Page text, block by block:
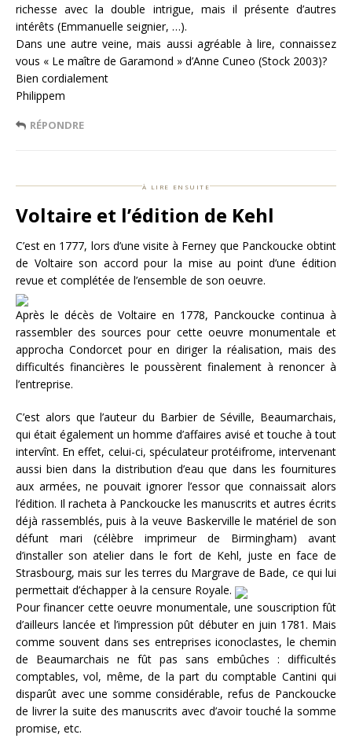
richesse avec la double intrigue, mais il présente d’autres
intérêts (Emmanuelle seignier, …).
Dans une autre veine, mais aussi agréable à lire, connaissez
vous « Le maître de Garamond » d’Anne Cuneo (Stock 2003)?
Bien cordialement
Philippem
RÉPONDRE
à lire ensuite
Voltaire et l’édition de Kehl
C’est en 1777, lors d’une visite à Ferney que Panckoucke obtint
de Voltaire son accord pour la mise au point d’une édition
revue et complétée de l’ensemble de son oeuvre.
Après le décès de Voltaire en 1778, Panckoucke continua à
rassembler des sources pour cette oeuvre monumentale et
approcha Condorcet pour en diriger la réalisation, mais des
difficultés financières le poussèrent finalement à renoncer à
l’entreprise.
C’est alors que l’auteur du Barbier de Séville, Beaumarchais,
qui était également un homme d’affaires avisé et touche à tout
intervînt. En effet, celui-ci, spéculateur protéifrome, intervenant
aussi bien dans la distribution d’eau que dans les fournitures
aux armées, ne pouvait ignorer l’essor que connaissait alors
l’édition. Il racheta à Panckoucke les manuscrits et autres écrits
déjà rassemblés, puis à la veuve Baskerville le matériel de son
défunt mari (célèbre imprimeur de Birmingham) avant
d’installer son atelier dans le fort de Kehl, juste en face de
Strasbourg, mais sur les terres du Margrave de Bade, ce qui lui
permettait d’échapper à la censure Royale.
Pour financer cette oeuvre monumentale, une souscription fût
d’ailleurs lancée et l’impression pût débuter en juin 1781. Mais
comme souvent dans ses entreprises iconoclastes, le chemin
de Beaumarchais ne fût pas sans embûches : difficultés
comptables, vol, même, de la part du comptable Cantini qui
disparût avec une somme considérable, refus de Panckoucke
de livrer la suite des manuscrits avec d’avoir touché la somme
promise, etc.